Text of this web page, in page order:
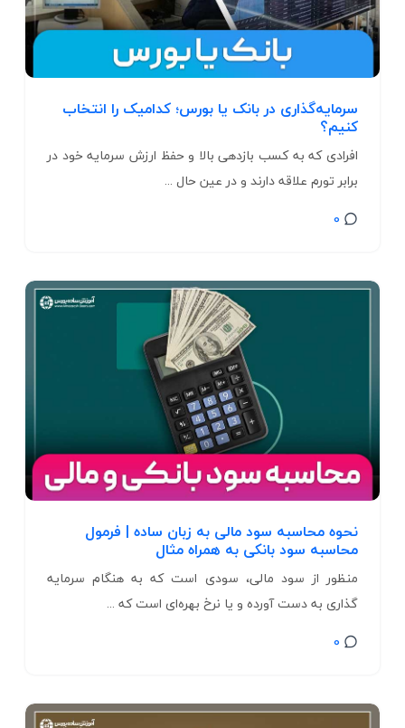
سرمایه‌گذاری در بانک یا بورس؛ کدامیک را انتخاب
کنیم؟
افرادی که به کسب بازدهی بالا و حفظ ارزش سرمایه خود در
برابر تورم علاقه دارند و در عین حال ...
0
نحوه محاسبه سود مالی به زبان ساده | فرمول
محاسبه سود بانکی به همراه مثال
منظور از سود مالی، سودی است که به هنگام سرمایه
گذاری به دست آورده و یا نرخ بهره‌ای است که ...
0